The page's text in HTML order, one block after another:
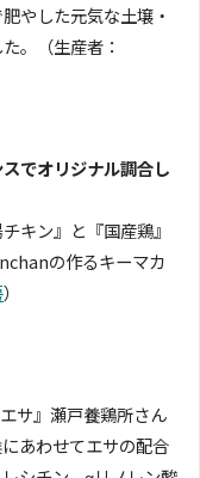
やした元気な土壌・
。（生産者：
でオリジナル調合し
キン』と『国産鶏』
の作るキーマカ
）
サ』瀬戸養鶏所さん
あわせてエサの配合